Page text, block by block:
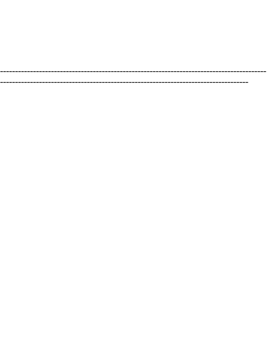
-----------------------------------------------------------------------------------------
-----------------------------------------------------------------------------------